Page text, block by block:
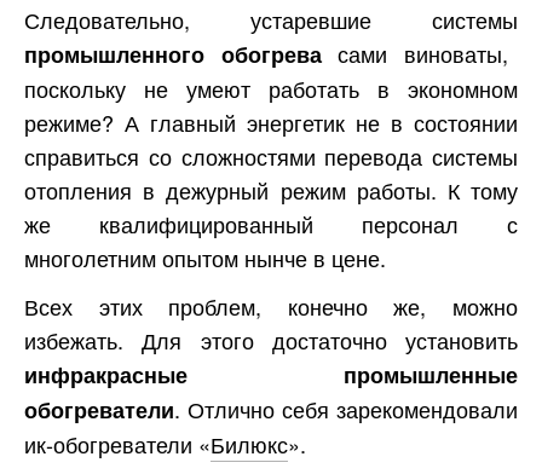
Следовательно, устаревшие системы
промышленного обогревасами виноваты,
поскольку не умеют работать в экономном
режиме? А главный энергетик не в состоянии
справиться со сложностями перевода системы
отопления в дежурный режим работы. К тому
же квалифицированный персонал с
многолетним опытом нынче в цене.
Всех этих проблем, конечно же, можно
избежать. Для этого достаточно установить
инфракрасные промышленные
обогреватели. Отлично себя зарекомендовали
ик-обогреватели «Билюкс».